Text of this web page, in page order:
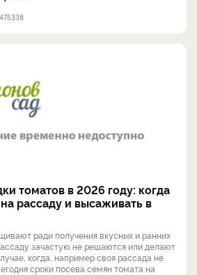
475338
томатов в 2026 году: когда
рассаду и высаживать в
ради получения вкусных и ранних
зачастую не решаются или делают
когда, например своя рассада не
сроки посева семян томата на